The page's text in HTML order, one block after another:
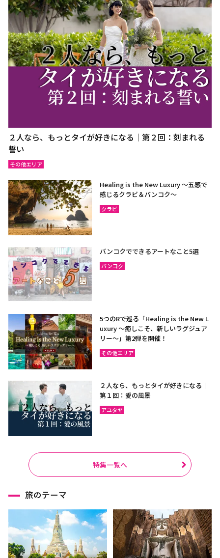
２人なら、もっとタイが好きになる｜第２回：刻まれる
誓い
その他エリア
Healing is the New Luxury ～五感で
感じるクラビ＆バンコク～
クラビ
バンコクでできるアートなこと5選
バンコク
5つのRで巡る「Healing is the New L
uxury ～癒しこそ、新しいラグジュア
リー〜」第2弾を開催！
その他エリア
２人なら、もっとタイが好きになる｜
第１回：愛の風景
アユタヤ
特集一覧へ
旅のテーマ